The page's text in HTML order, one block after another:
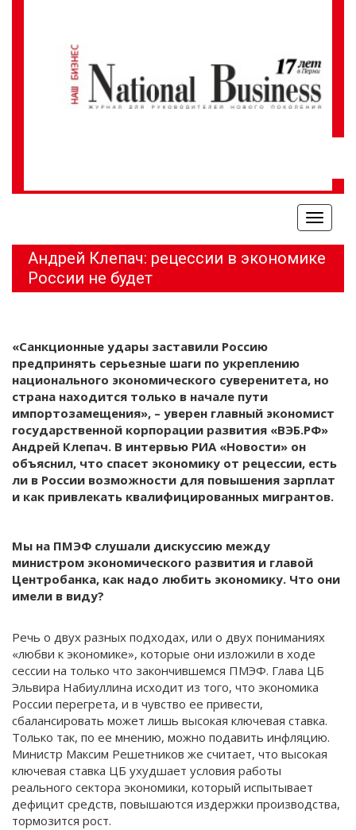
Меню
Андрей Клепач: рецессии в экономике
России не будет
«Санкционные удары заставили Россию
предпринять серьезные шаги по укреплению
национального экономического суверенитета, но
страна находится только в начале пути
импортозамещения», – уверен главный экономист
государственной корпорации развития «ВЭБ.РФ»
Андрей Клепач. В интервью РИА «Новости» он
объяснил, что спасет экономику от рецессии, есть
ли в России возможности для повышения зарплат
и как привлекать квалифицированных мигрантов.
Мы на ПМЭФ слушали дискуссию между
министром экономического развития и главой
Центробанка, как надо любить экономику. Что они
имели в виду?
Речь о двух разных подходах, или о двух пониманиях
«любви к экономике», которые они изложили в ходе
сессии на только что закончившемся ПМЭФ. Глава ЦБ
Эльвира Набиуллина исходит из того, что экономика
России перегрета, и в чувство ее привести,
сбалансировать может лишь высокая ключевая ставка.
Только так, по ее мнению, можно подавить инфляцию.
Министр Максим Решетников же считает, что высокая
ключевая ставка ЦБ ухудшает условия работы
реального сектора экономики, который испытывает
дефицит средств, повышаются издержки производства,
тормозится рост.